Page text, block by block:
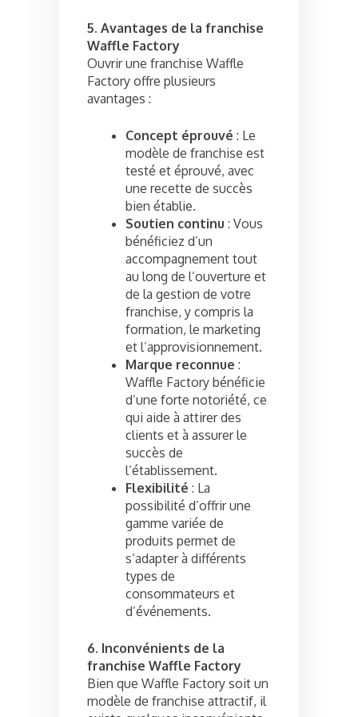
5. Avantages de la franchise
Waffle Factory
Ouvrir une franchise Waffle
Factory offre plusieurs
avantages :
Concept éprouvé : Le
modèle de franchise est
testé et éprouvé, avec
une recette de succès
bien établie.
Soutien continu : Vous
bénéficiez d’un
accompagnement tout
au long de l’ouverture et
de la gestion de votre
franchise, y compris la
formation, le marketing
et l’approvisionnement.
Marque reconnue :
Waffle Factory bénéficie
d’une forte notoriété, ce
qui aide à attirer des
clients et à assurer le
succès de
l’établissement.
Flexibilité : La
possibilité d’offrir une
gamme variée de
produits permet de
s’adapter à différents
types de
consommateurs et
d’événements.
6. Inconvénients de la
franchise Waffle Factory
Bien que Waffle Factory soit un
modèle de franchise attractif, il